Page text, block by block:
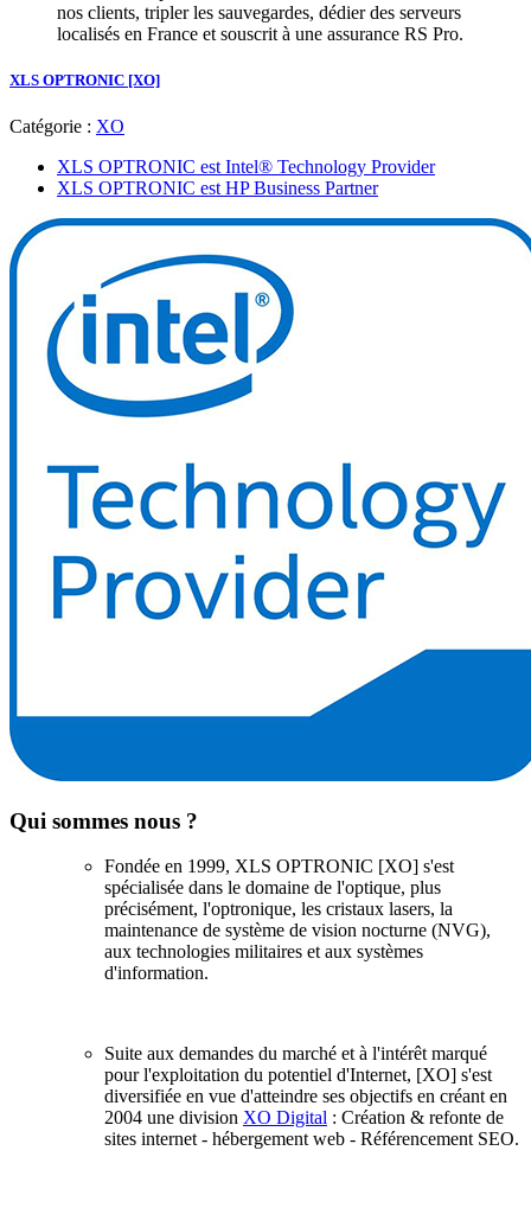
nos clients, tripler les sauvegardes, dédier des serveurs
localisés en France et souscrit à une assurance RS Pro.
XLS OPTRONIC [XO]
Catégorie : XO
XLS OPTRONIC est Intel® Technology Provider
XLS OPTRONIC est HP Business Partner
Qui sommes nous ?
Fondée en 1999, XLS OPTRONIC [XO] s'est
spécialisée dans le domaine de l'optique, plus
précisément, l'optronique, les cristaux lasers, la
maintenance de système de vision nocturne (NVG),
aux technologies militaires et aux systèmes
d'information.
Suite aux demandes du marché et à l'intérêt marqué
pour l'exploitation du potentiel d'Internet, [XO] s'est
diversifiée en vue d'atteindre ses objectifs en créant en
2004 une division XO Digital : Création & refonte de
sites internet - hébergement web - Référencement SEO.